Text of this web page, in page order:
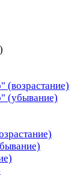
(возрастание)
(убывание)